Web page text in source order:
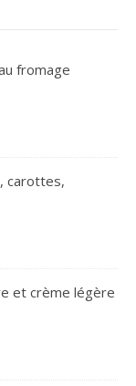
fromage
carottes,
et crème légère